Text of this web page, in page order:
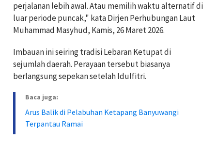
perjalanan lebih awal. Atau memilih waktu alternatif di
luar periode puncak," kata Dirjen Perhubungan Laut
Muhammad Masyhud, Kamis, 26 Maret 2026.
Imbauan ini seiring tradisi Lebaran Ketupat di
sejumlah daerah. Perayaan tersebut biasanya
berlangsung sepekan setelah Idulfitri.
Baca juga:
Arus Balik di Pelabuhan Ketapang Banyuwangi
Terpantau Ramai